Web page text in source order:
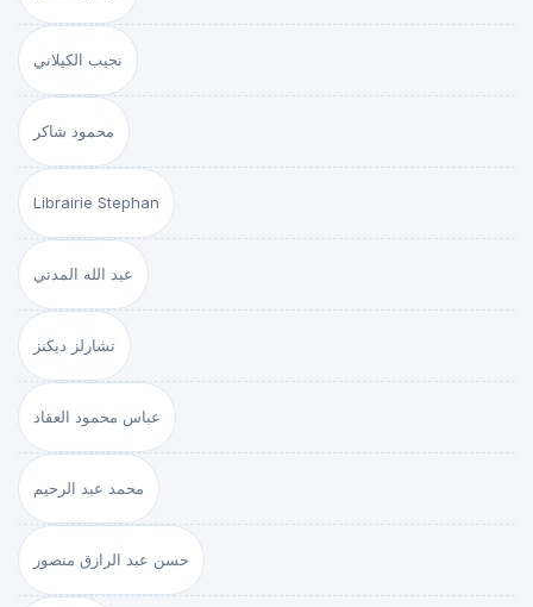
نجيب الكيلاني
محمود شاكر
Librairie Stephan
عبد الله المدني
تشارلز ديكنز
عباس محمود العقاد
محمد عبد الرحيم
حسن عبد الرازق منصور